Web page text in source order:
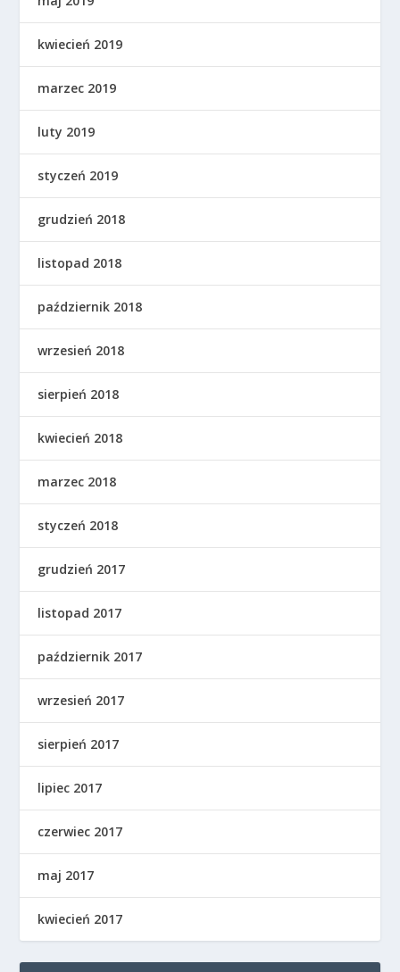
kwiecień 2019
marzec 2019
luty 2019
styczeń 2019
grudzień 2018
listopad 2018
październik 2018
wrzesień 2018
sierpień 2018
kwiecień 2018
marzec 2018
styczeń 2018
grudzień 2017
listopad 2017
październik 2017
wrzesień 2017
sierpień 2017
lipiec 2017
czerwiec 2017
maj 2017
kwiecień 2017